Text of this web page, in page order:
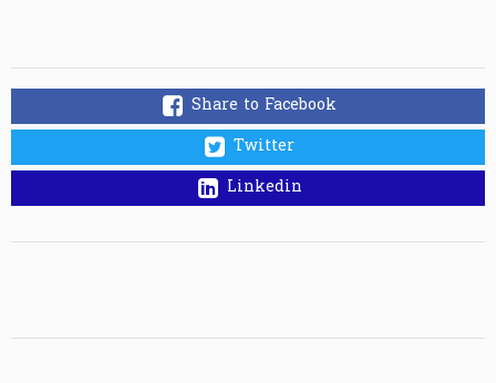
Share to Facebook
Twitter
Linkedin